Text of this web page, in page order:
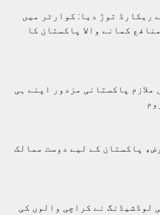
ریکارڈ توڑ دیا: کوارٹر میں
منافع کمانے والا پاکستان کا
ملازم پاکستانی مزدور اپنے ہی
پاکستان کے لیے دوست ممالک
لوڈشیڈنگ نے کراچی والوں کی